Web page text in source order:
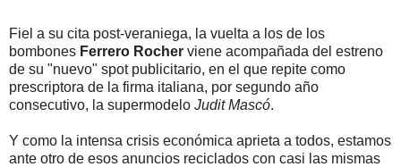
Fiel a su cita post-veraniega, la vuelta a los de los
bombones Ferrero Rocher viene acompañada del estreno
de su "nuevo" spot publicitario, en el que repite como
prescriptora de la firma italiana, por segundo año
consecutivo, la supermodelo Judit Mascó.
Y como la intensa crisis económica aprieta a todos, estamos
ante otro de esos anuncios reciclados con casi las mismas